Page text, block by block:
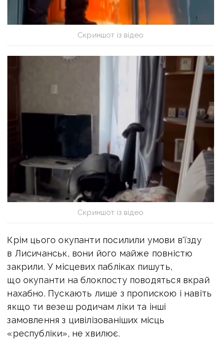
Скриншот із відео
Скриншот із відео
Крім цього окупанти посилили умови в'їзду
в Лисичанськ, вони його майже повністю
закрили. У місцевих пабліках пишуть,
що окупанти на блокпосту поводяться вкрай
нахабно. Пускають лише з пропискою і навіть
якщо ти везеш родичам ліки та інші
замовлення з цивілізованіших місць
«республіки», не хвилює.